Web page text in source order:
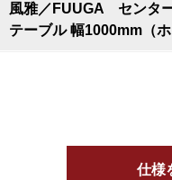
風雅／FUUGA センタ
テーブル 幅1000mm（
仕様